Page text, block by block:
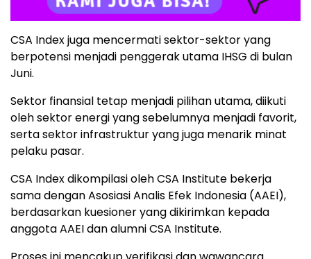
CSA Index juga mencermati sektor-sektor yang
berpotensi menjadi penggerak utama IHSG di bulan
Juni.
Sektor finansial tetap menjadi pilihan utama, diikuti
oleh sektor energi yang sebelumnya menjadi favorit,
serta sektor infrastruktur yang juga menarik minat
pelaku pasar.
CSA Index dikompilasi oleh CSA Institute bekerja
sama dengan Asosiasi Analis Efek Indonesia (AAEI),
berdasarkan kuesioner yang dikirimkan kepada
anggota AAEI dan alumni CSA Institute.